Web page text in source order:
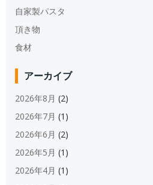
自家製パスタ
頂き物
食材
アーカイブ
2026年8月 (2)
2026年7月 (1)
2026年6月 (2)
2026年5月 (1)
2026年4月 (1)